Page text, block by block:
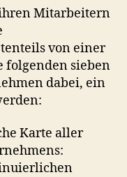
Mitarbeitern
von einer
folgenden sieben
dabei, ein
Karte aller